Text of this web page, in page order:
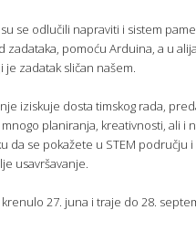
se odlučili napraviti i sistem
zadataka, pomoću Arduina, a u
je zadatak sličan našem.
iziskuje dosta timskog rada,
planiranja, kreativnosti, ali i
da se pokažete u STEM području
usavršavanje.
27. juna i traje do 28.